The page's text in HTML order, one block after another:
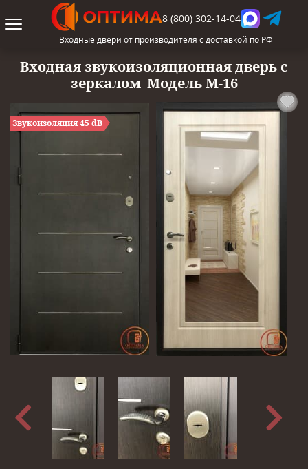
8 (800) 302-14-04
Входные двери от производителя с доставкой по РФ
Входная звукоизоляционная дверь с
зеркалом Модель М-16
Звукоизоляция 45 dB